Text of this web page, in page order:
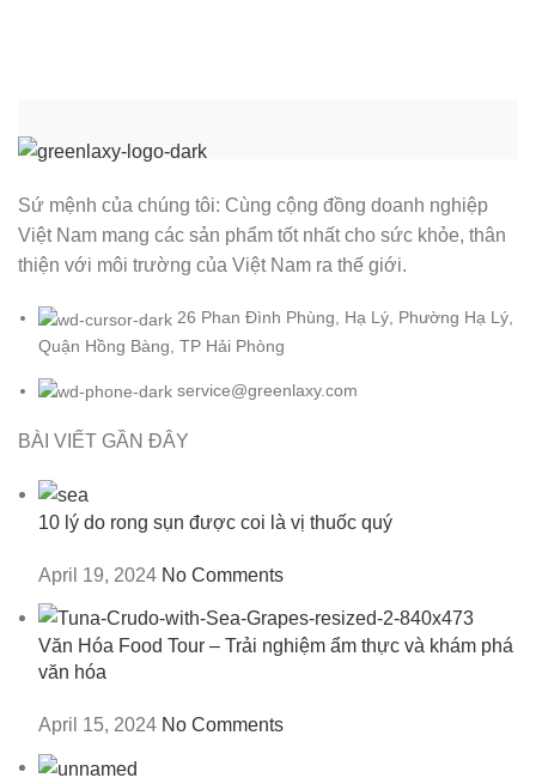
Sứ mệnh của chúng tôi: Cùng cộng đồng doanh nghiệp
Việt Nam mang các sản phẩm tốt nhất cho sức khỏe, thân
thiện với môi trường của Việt Nam ra thế giới.
26 Phan Đình Phùng, Hạ Lý, Phường Hạ Lý,
Quận Hồng Bàng, TP Hải Phòng
service@greenlaxy.com
BÀI VIẾT GẦN ĐÂY
10 lý do rong sụn được coi là vị thuốc quý
April 19, 2024 No Comments
Văn Hóa Food Tour – Trải nghiệm ẩm thực và khám phá
văn hóa
April 15, 2024 No Comments